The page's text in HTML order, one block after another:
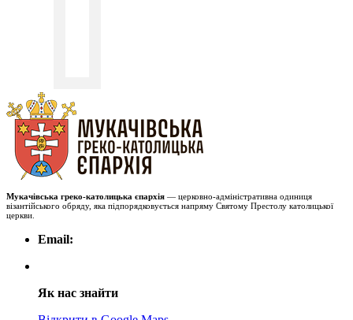
Мукачівська греко-католицька єпархія — церковно-адміністративна одиниця
візантійського обряду, яка підпорядковується напряму Святому Престолу католицької
церкви.
Email:
Як нас знайти